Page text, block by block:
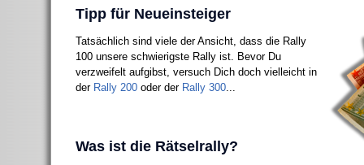
Tipp für Neueinsteiger
Tatsächlich sind viele der Ansicht, dass die Rally
100 unsere schwierigste Rally ist. Bevor Du
verzweifelt aufgibst, versuch Dich doch vielleicht in
der Rally 200oder der Rally 300...
Was ist die Rätselrally?